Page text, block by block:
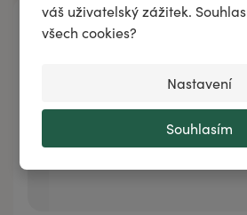
váš uživatelský zážitek.
všech cookies?
Nastavení
Souhlasím